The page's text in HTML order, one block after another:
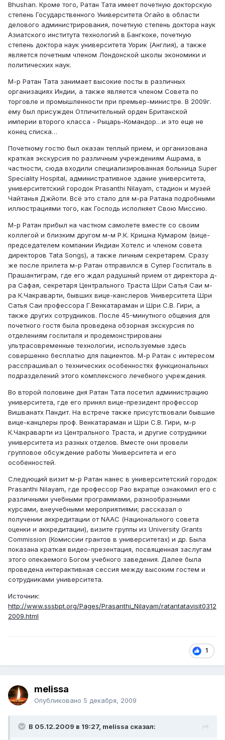
Bhushan. Кроме того, Ратан Тата имеет почетную докторскую
степень Государственного Университета Огайо в области
делового администрирования, почетную степень доктора наук
Азиатского института технологий в Бангкоке, почетную
степень доктора наук университета Уорик (Англия), а также
является почетным членом Лондонской школы экономики и
политических наук.
М-р Ратан Тата занимает высокие посты в различных
организациях Индии, а также является членом Совета по
торговле и промышленности при премьер-министре. В 2009г.
ему был присужден Отличительный орден Британской
империи второго класса - Рыцарь-Командор…и это еще не
конец списка…
Почетному гостю был оказан теплый прием, и организована
краткая экскурсия по различным учреждениям Ашрама, в
частности, сюда входили специализированная больница Super
Speciality Hospital, административное здание университета,
университетский городок Prasanthi Nilayam, стадион и музей
Чайтанья Джйоти. Всё это стало для м-ра Ратана подробными
иллюстрациями того, как Господь исполняет Свою Миссию.
М-р Ратан прибыл на частном самолете вместе со своим
коллегой и близким другом м-м Р.К. Кришна Кумаром (вице-
председателем компании Индиан Хотелс и членом совета
директоров Tata Songs), а также личным секретарем. Сразу
же после прилета м-р Ратан отправился в Супер Госпиталь в
Прашантиграм, где его ждал радушный прием от директора д-
ра Сафая, секретаря Центрального Траста Шри Сатья Саи м-
ра К.Чакраварти, бывших вице-канслеров Университета Шри
Сатья Саи профессора Г.Венкатараман и Шри С.В. Гири, а
также других сотрудников. После 45-минутного общения для
почетного гостя была проведена обзорная экскурсия по
отделениям госпиталя и продемонстрированы
ультрасовременные технологии, используемые здесь
совершенно бесплатно для пациентов. М-р Ратан с интересом
расспрашивал о технических особенностях функциональных
подразделений этого комплексного лечебного учреждения.
Во второй половине дня Ратан Тата посетил администрацию
университета, где его принял вице-президент профессор
Вишванатх Пандит. На встрече также присутствовали бывшие
вице-канцлеры проф. Венкатараман и Шри С.В. Гири, м-р
К.Чакраварти из Центрального Траста, и другие сотрудники
университета из разных отделов. Вместе они провели
групповое обсуждение работы Университета и его
особенностей.
Следующий визит м-р Ратан нанес в университетский городок
Prasanthi Nilayam, где профессор Рао вкратце ознакомил его с
различными учебными программами, разнообразными
курсами, внеучебными мероприятиями; рассказал о
получении аккредитации от NAAC (Национального совета
оценки и аккредитации), визите группы из University Grants
Commission (Комиссии грантов в университетах) и др. Была
показана краткая видео-презентация, посвященная заслугам
этого опекаемого Богом учебного заведения. Далее была
проведена интерактивная сессия между высоким гостем и
сотрудниками университета.
Источник:
http://www.sssbpt.org/Pages/Prasanthi_Nilayam/ratantatavisit0312
2009.html
1
melissa
Опубликовано 5 декабря, 2009
В 05.12.2009 в 19:27, melissa сказал: